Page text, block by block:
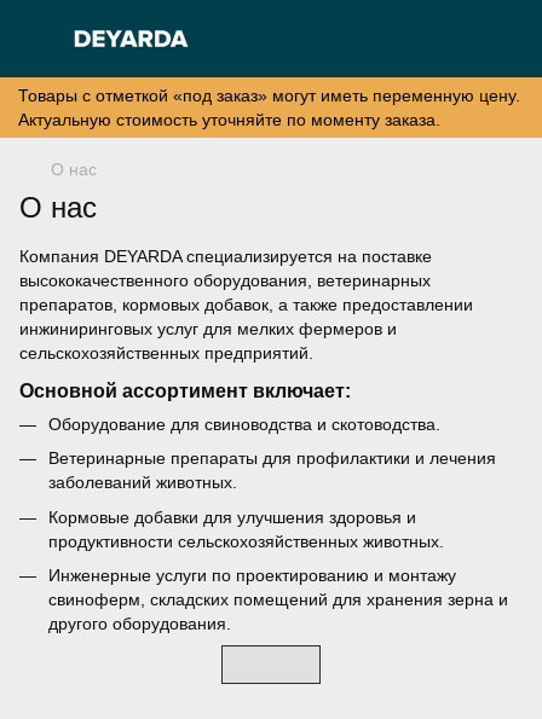
Товары с отметкой «под заказ» могут иметь переменную цену.
Актуальную стоимость уточняйте по моменту заказа.
О нас
О нас
Компания DEYARDA специализируется на поставке
высококачественного оборудования, ветеринарных
препаратов, кормовых добавок, а также предоставлении
инжиниринговых услуг для мелких фермеров и
сельскохозяйственных предприятий.
Основной ассортимент включает:
Оборудование для свиноводства и скотоводства.
Ветеринарные препараты для профилактики и лечения
заболеваний животных.
Кормовые добавки для улучшения здоровья и
продуктивности сельскохозяйственных животных.
Инженерные услуги по проектированию и монтажу
свиноферм, складских помещений для хранения зерна и
другого оборудования.